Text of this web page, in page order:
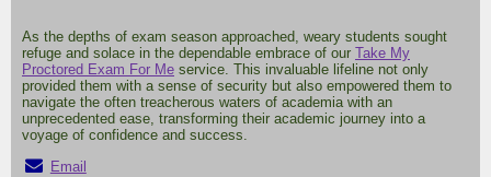
As the depths of exam season approached, weary students sought
refuge and solace in the dependable embrace of our Take My
Proctored Exam For Me service. This invaluable lifeline not only
provided them with a sense of security but also empowered them to
navigate the often treacherous waters of academia with an
unprecedented ease, transforming their academic journey into a
voyage of confidence and success.
Email